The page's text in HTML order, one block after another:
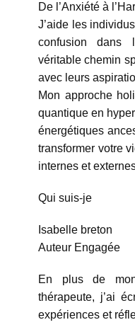
De l’Anxiété à
J’aide les
confusion
véritable chemin
avec leurs
Mon approche
quantique en
énergétiques
transformer votre
internes et
Qui suis-je
Isabelle breton
Auteur Engagée
En plus de
thérapeute, j’ai
expériences et